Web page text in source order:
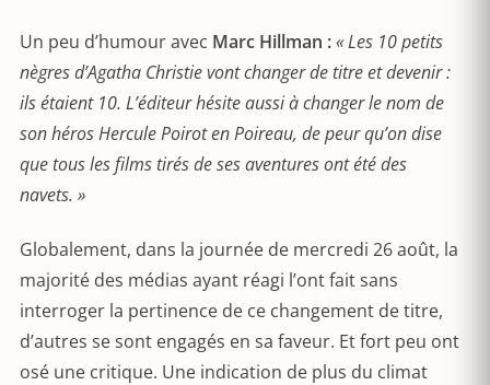
Un peu d’humour avec Marc Hillman :« Les 10 petits
nègres d’Agatha Christie vont changer de titre et devenir :
ils étaient 10. L’éditeur hésite aussi à changer le nom de
son héros Hercule Poirot en Poireau, de peur qu’on dise
que tous les films tirés de ses aventures ont été des
navets. »
Globalement, dans la journée de mercredi 26 août, la
majorité des médias ayant réagi l’ont fait sans
interroger la pertinence de ce changement de titre,
d’autres se sont engagés en sa faveur. Et fort peu ont
osé une critique. Une indication de plus du climat